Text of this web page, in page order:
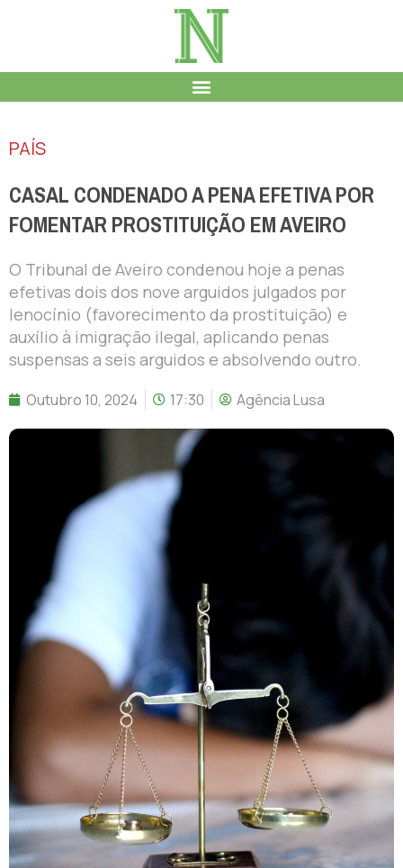
PAÍS
CASAL CONDENADO A PENA EFETIVA POR
FOMENTAR PROSTITUIÇÃO EM AVEIRO
O Tribunal de Aveiro condenou hoje a penas
efetivas dois dos nove arguidos julgados por
lenocínio (favorecimento da prostituição) e
auxílio à imigração ilegal, aplicando penas
suspensas a seis arguidos e absolvendo outro.
Outubro 10, 2024 17:30 Agência Lusa